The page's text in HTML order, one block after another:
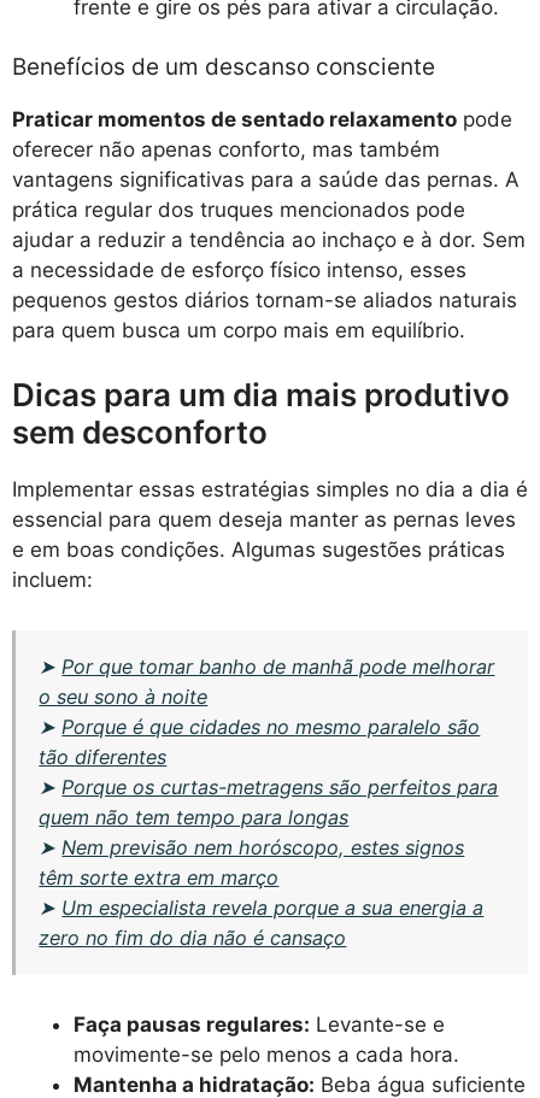
frente e gire os pés para ativar a circulação.
Benefícios de um descanso consciente
Praticar momentos de sentado relaxamento pode
oferecer não apenas conforto, mas também
vantagens significativas para a saúde das pernas. A
prática regular dos truques mencionados pode
ajudar a reduzir a tendência ao inchaço e à dor. Sem
a necessidade de esforço físico intenso, esses
pequenos gestos diários tornam-se aliados naturais
para quem busca um corpo mais em equilíbrio.
Dicas para um dia mais produtivo
sem desconforto
Implementar essas estratégias simples no dia a dia é
essencial para quem deseja manter as pernas leves
e em boas condições. Algumas sugestões práticas
incluem:
➤Por que tomar banho de manhã pode melhorar
o seu sono à noite
➤Porque é que cidades no mesmo paralelo são
tão diferentes
➤Porque os curtas-metragens são perfeitos para
quem não tem tempo para longas
➤Nem previsão nem horóscopo, estes signos
têm sorte extra em março
➤ Um especialista revela porque a sua energia a
zero no fim do dia não é cansaço
Faça pausas regulares: Levante-se e
movimente-se pelo menos a cada hora.
Mantenha a hidratação: Beba água suficiente